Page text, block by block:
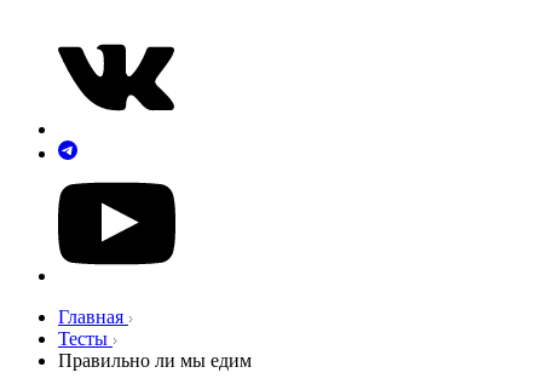
Главная
Тесты
Правильно ли мы едим